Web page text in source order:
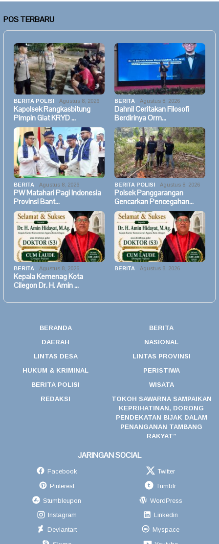
POS TERBARU
BERITA POLISI Agustus 8, 2026
Kapolsek Rangkasbitung
Pimpin Giat KRYD …
BERITA Agustus 8, 2026
Dahnil Ceritakan Filosofi
Berdirinya Orm…
BERITA Agustus 8, 2026
PW Matahari Pagi Indonesia
Provinsi Bant…
BERITA POLISI Agustus 8, 2026
Polsek Panggarangan
Gencarkan Pencegahan…
BERITA Agustus 8, 2026
Kepala Kemenag Kota
Cilegon Dr. H. Amin …
BERITA Agustus 8, 2026
BERANDA
BERITA
DAERAH
NASIONAL
LINTAS DESA
LINTAS PROVINSI
HUKUM & KRIMINAL
PERISTIWA
BERITA POLISI
WISATA
REDAKSI
TOKOH SAWARNA SAMPAIKAN
KEPRIHATINAN, DORONG
PENDEKATAN BIJAK DALAM
PENANGANAN TAMBANG
RAKYAT”
JARINGAN SOCIAL
Facebook
Twitter
Pinterest
Tumblr
Stumbleupon
WordPress
Instagram
Linkedin
Deviantart
Myspace